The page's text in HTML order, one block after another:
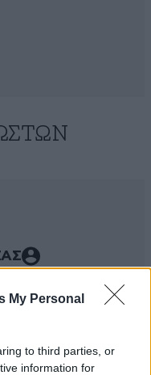
My Personal
to third parties, or
information for